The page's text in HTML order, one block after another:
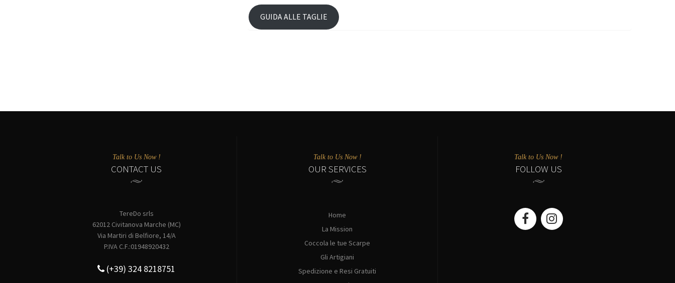
GUIDA ALLE TAGLIE
Talk to Us Now !
CONTACT US
TereDo srls
62012 Civitanova Marche (MC)
Via Martiri di Belfiore, 14/A
P.IVA C.F.:01948920432
(+39) 324 8218751
Talk to Us Now !
OUR SERVICES
Home
La Mission
Coccola le tue Scarpe
Gli Artigiani
Spedizione e Resi Gratuiti
Talk to Us Now !
FOLLOW US